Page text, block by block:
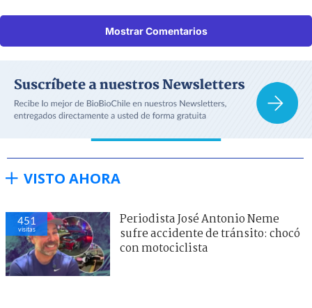
Mostrar Comentarios
VISTO AHORA
451
visitas
Periodista José Antonio Neme
sufre accidente de tránsito: chocó
con motociclista